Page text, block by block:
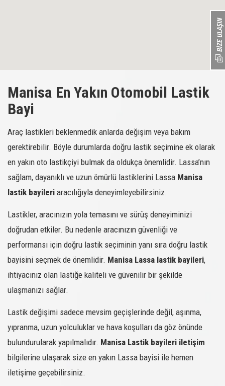
OTO TUNA OTOM.GIDA TEKS.TUR. SAN VE...
Manisa En Yakın Otomobil Lastik
Bayi
Araç lastikleri beklenmedik anlarda değişim veya bakım
gerektirebilir. Böyle durumlarda doğru lastik seçimine ek olarak
en yakın oto lastikçiyi bulmak da oldukça önemlidir. Lassa’nın
sağlam, dayanıklı ve uzun ömürlü lastiklerini Lassa Manisa
lastik bayileri aracılığıyla deneyimleyebilirsiniz.
Lastikler, aracınızın yola temasını ve sürüş deneyiminizi
doğrudan etkiler. Bu nedenle aracınızın güvenliği ve
performansı için doğru lastik seçiminin yanı sıra doğru lastik
bayisini seçmek de önemlidir. Manisa Lassa lastik bayileri,
ihtiyacınız olan lastiğe kaliteli ve güvenilir bir şekilde
ulaşmanızı sağlar.
Lastik değişimi sadece mevsim geçişlerinde değil, aşınma,
yıpranma, uzun yolculuklar ve hava koşulları da göz önünde
bulundurularak yapılmalıdır. Manisa Lastik bayileri iletişim
bilgilerine ulaşarak size en yakın Lassa bayisi ile hemen
iletişime geçebilirsiniz.